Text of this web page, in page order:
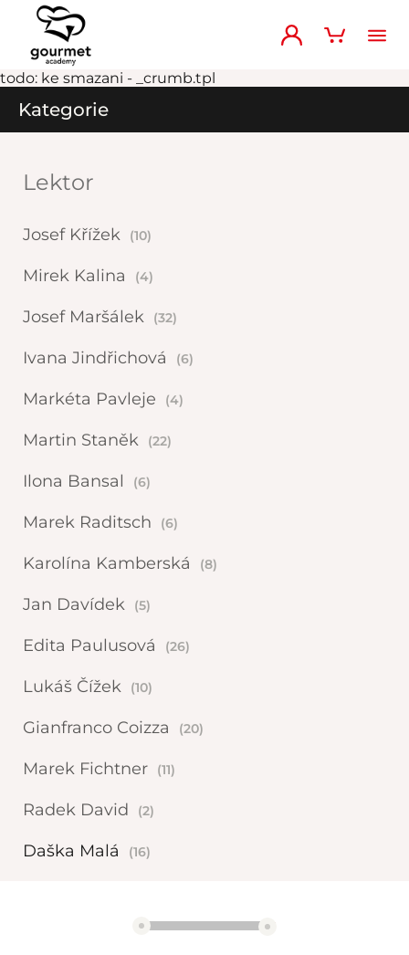
todo: ke smazani - _crumb.tpl
Kategorie
Lektor
Josef Křížek (10)
Mirek Kalina (4)
Josef Maršálek (32)
Ivana Jindřichová (6)
Markéta Pavleje (4)
Martin Staněk (22)
Ilona Bansal (6)
Marek Raditsch (6)
Karolína Kamberská (8)
Jan Davídek (5)
Edita Paulusová (26)
Lukáš Čížek (10)
Gianfranco Coizza (20)
Marek Fichtner (11)
Radek David (2)
Daška Malá (16)